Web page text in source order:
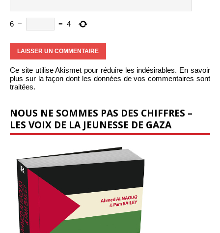
6 − = 4
Ce site utilise Akismet pour réduire les indésirables. En savoir
plus sur la façon dont les données de vos commentaires sont
traitées.
NOUS NE SOMMES PAS DES CHIFFRES –
LES VOIX DE LA JEUNESSE DE GAZA